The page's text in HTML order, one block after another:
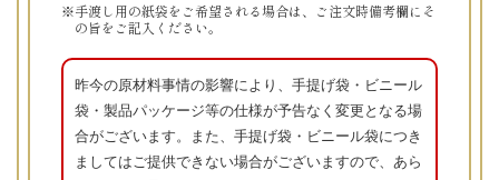
※手渡し用の紙袋をご希望される場合は、ご注文時備考欄にそ
の旨をご記入ください。
昨今の原材料事情の影響により、手提げ袋・ビニール
袋・製品パッケージ等の仕様が予告なく変更となる場
合がございます。また、手提げ袋・ビニール袋につき
ましてはご提供できない場合がございますので、あら